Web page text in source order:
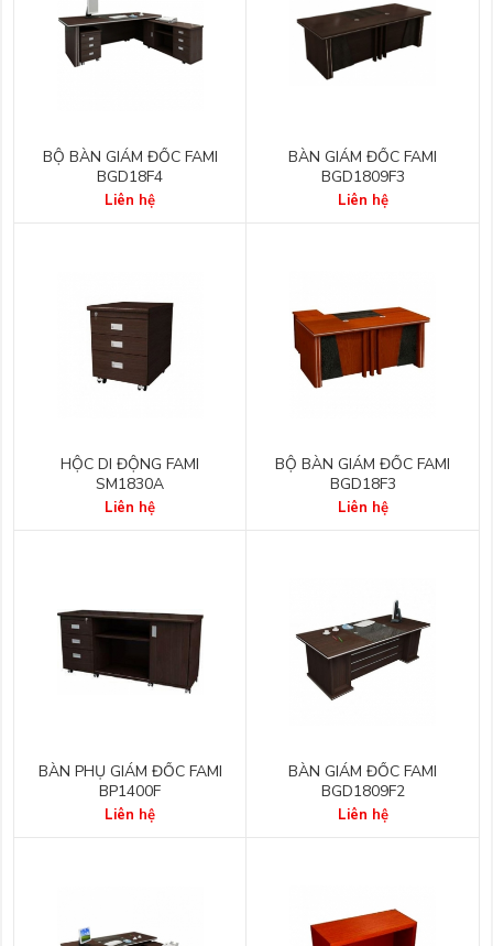
BỘ BÀN GIÁM ĐỐC FAMI
BGD18F4
Liên hệ
BÀN GIÁM ĐỐC FAMI
BGD1809F3
Liên hệ
HỘC DI ĐỘNG FAMI
SM1830A
Liên hệ
BỘ BÀN GIÁM ĐỐC FAMI
BGD18F3
Liên hệ
BÀN PHỤ GIÁM ĐỐC FAMI
BP1400F
Liên hệ
BÀN GIÁM ĐỐC FAMI
BGD1809F2
Liên hệ